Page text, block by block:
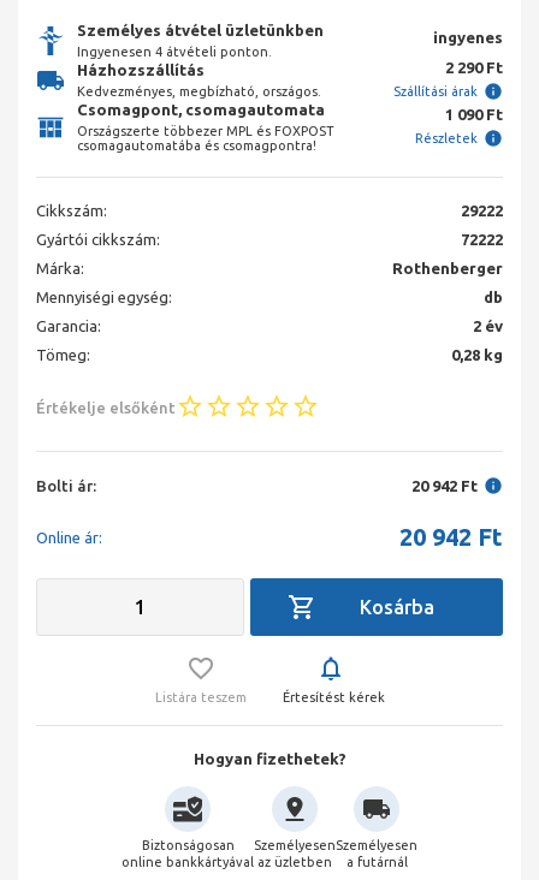
Személyes átvétel üzletünkben
Ingyenesen 4 átvételi ponton.
ingyenes
Házhozszállítás
Kedvezményes, megbízható, országos.
2 290 Ft
Szállítási árak
Csomagpont, csomagautomata
Országszerte többezer MPL és FOXPOST
csomagautomatába és csomagpontra!
1 090 Ft
Részletek
Cikkszám:
29222
Gyártói cikkszám:
72222
Márka:
Rothenberger
Mennyiségi egység:
db
Garancia:
2 év
Tömeg:
0,28 kg
Értékelje elsőként
Bolti ár: 20 942 Ft
Online ár: 20 942 Ft
Listára teszem Értesítést kérek
Hogyan fizethetek?
Biztonságosan
online bankkártyával
Személyesen
az üzletben
Személyesen
a futárnál